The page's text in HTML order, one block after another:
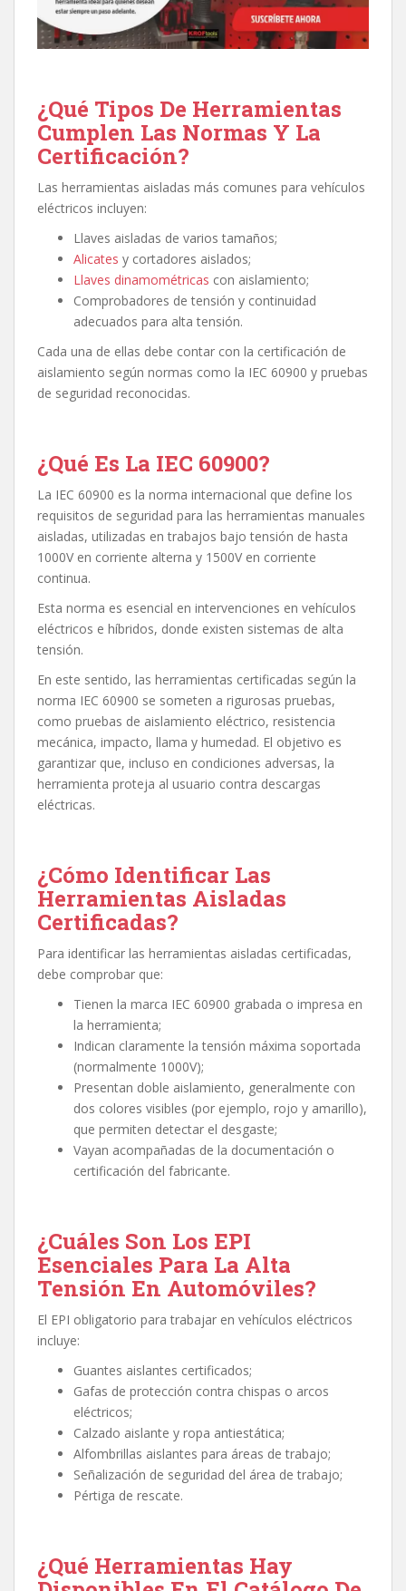
¿Qué Tipos De Herramientas
Cumplen Las Normas Y La
Certificación?
Las herramientas aisladas más comunes para vehículos
eléctricos incluyen:
Llaves aisladas de varios tamaños;
Alicates y cortadores aislados;
Llaves dinamométricas con aislamiento;
Comprobadores de tensión y continuidad
adecuados para alta tensión.
Cada una de ellas debe contar con la certificación de
aislamiento según normas como la IEC 60900 y pruebas
de seguridad reconocidas.
¿Qué Es La IEC 60900?
La IEC 60900 es la norma internacional que define los
requisitos de seguridad para las herramientas manuales
aisladas, utilizadas en trabajos bajo tensión de hasta
1000V en corriente alterna y 1500V en corriente
continua.
Esta norma es esencial en intervenciones en vehículos
eléctricos e híbridos, donde existen sistemas de alta
tensión.
En este sentido, las herramientas certificadas según la
norma IEC 60900 se someten a rigurosas pruebas,
como pruebas de aislamiento eléctrico, resistencia
mecánica, impacto, llama y humedad. El objetivo es
garantizar que, incluso en condiciones adversas, la
herramienta proteja al usuario contra descargas
eléctricas.
¿Cómo Identificar Las
Herramientas Aisladas
Certificadas?
Para identificar las herramientas aisladas certificadas,
debe comprobar que:
Tienen la marca IEC 60900 grabada o impresa en
la herramienta;
Indican claramente la tensión máxima soportada
(normalmente 1000V);
Presentan doble aislamiento, generalmente con
dos colores visibles (por ejemplo, rojo y amarillo),
que permiten detectar el desgaste;
Vayan acompañadas de la documentación o
certificación del fabricante.
¿Cuáles Son Los EPI
Esenciales Para La Alta
Tensión En Automóviles?
El EPI obligatorio para trabajar en vehículos eléctricos
incluye:
Guantes aislantes certificados;
Gafas de protección contra chispas o arcos
eléctricos;
Calzado aislante y ropa antiestática;
Alfombrillas aislantes para áreas de trabajo;
Señalización de seguridad del área de trabajo;
Pértiga de rescate.
¿Qué Herramientas Hay